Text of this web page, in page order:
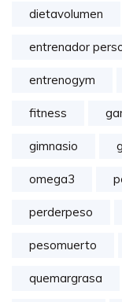
dietavolumen
entrenador
entrenogym
fitness
gimnasio
omega3
perderpeso
pesomuerto
quemargrasa